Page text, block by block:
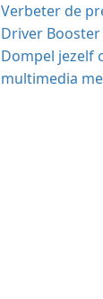
Verbeter de
Driver
Dompel jezelf
multimedia